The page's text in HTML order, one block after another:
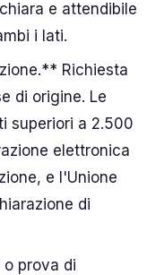
e attendibile
i lati.
Richiesta
di origine. Le
superiori a 2.500
elettronica
e l'Unione
di
prova di